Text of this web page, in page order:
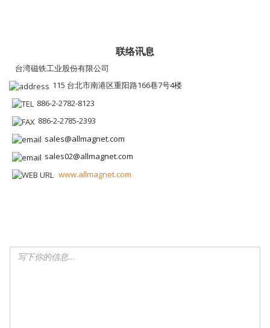
联络讯息
台湾磁铁工业股份有限公司
115 台北市南港区重阳路166巷7号4楼
886-2-2782-8123
886-2-2785-2393
sales@allmagnet.com
sales02@allmagnet.com
www.allmagnet.com